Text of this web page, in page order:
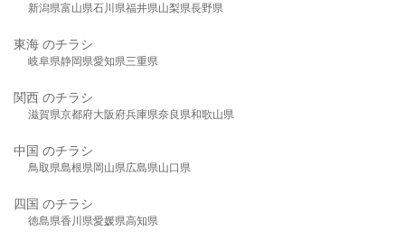
新潟県富山県石川県福井県山梨県長野県
東海 のチラシ
岐阜県静岡県愛知県三重県
関西 のチラシ
滋賀県京都府大阪府兵庫県奈良県和歌山県
中国 のチラシ
鳥取県島根県岡山県広島県山口県
四国 のチラシ
徳島県香川県愛媛県高知県